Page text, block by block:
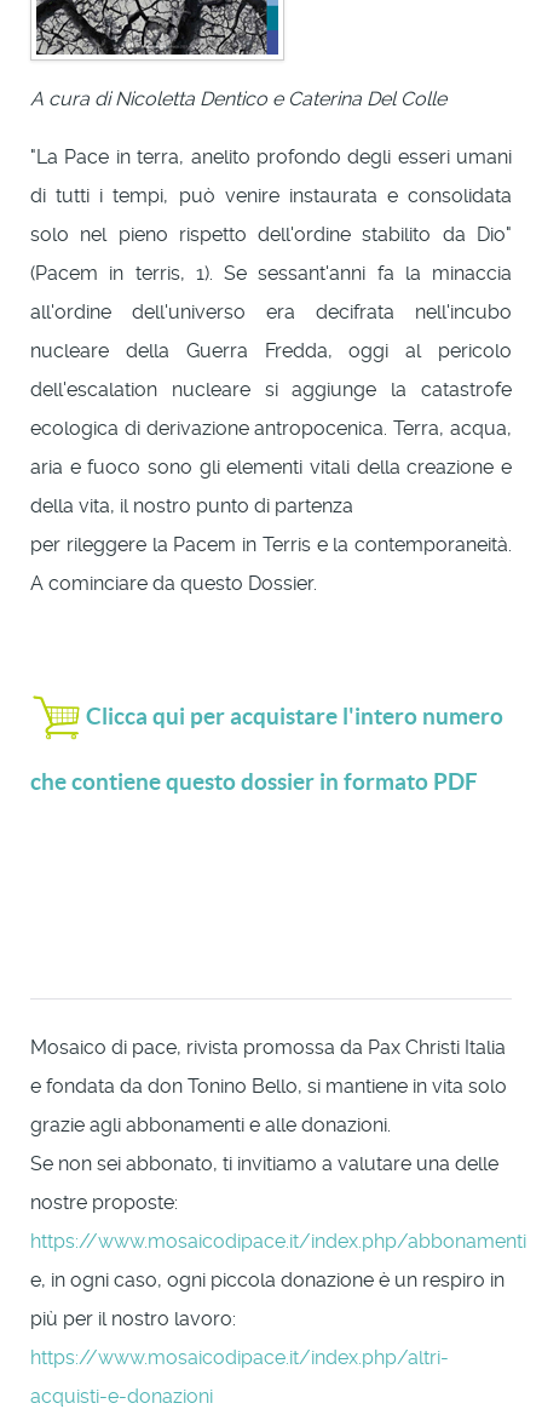
A cura di Nicoletta Dentico e Caterina Del Colle
"La Pace in terra, anelito profondo degli esseri umani
di tutti i tempi, può venire instaurata e consolidata
solo nel pieno rispetto dell'ordine stabilito da Dio"
(Pacem in terris, 1). Se sessant'anni fa la minaccia
all'ordine dell'universo era decifrata nell'incubo
nucleare della Guerra Fredda, oggi al pericolo
dell'escalation nucleare si aggiunge la catastrofe
ecologica di derivazione antropocenica. Terra, acqua,
aria e fuoco sono gli elementi vitali della creazione e
della vita, il nostro punto di partenza
per rileggere la Pacem in Terris e la contemporaneità.
A cominciare da questo Dossier.
Clicca qui per acquistare l'intero numero
che contiene questo dossier in formato PDF
Mosaico di pace, rivista promossa da Pax Christi Italia
e fondata da don Tonino Bello, si mantiene in vita solo
grazie agli abbonamenti e alle donazioni.
Se non sei abbonato, ti invitiamo a valutare una delle
nostre proposte:
https://www.mosaicodipace.it/index.php/abbonamenti
e, in ogni caso, ogni piccola donazione è un respiro in
più per il nostro lavoro:
https://www.mosaicodipace.it/index.php/altri-
acquisti-e-donazioni